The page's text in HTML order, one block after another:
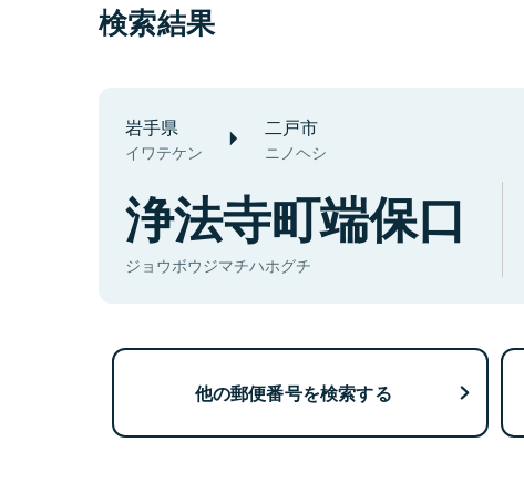
検索結果
岩手県
イワテケン
二戸市
ニノヘシ
浄法寺町端保口
ジョウボウジマチハホグチ
他の郵便番号を検索する